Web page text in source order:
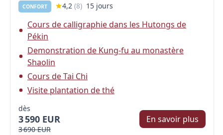
CONFORT 4,2 (8) 15 jours
Cours de calligraphie dans les Hutongs de
Pékin
Demonstration de Kung-fu au monastère
Shaolin
Cours de Tai Chi
Visite plantation de thé
dès
3 590 EUR
3 690 EUR
En savoir plus